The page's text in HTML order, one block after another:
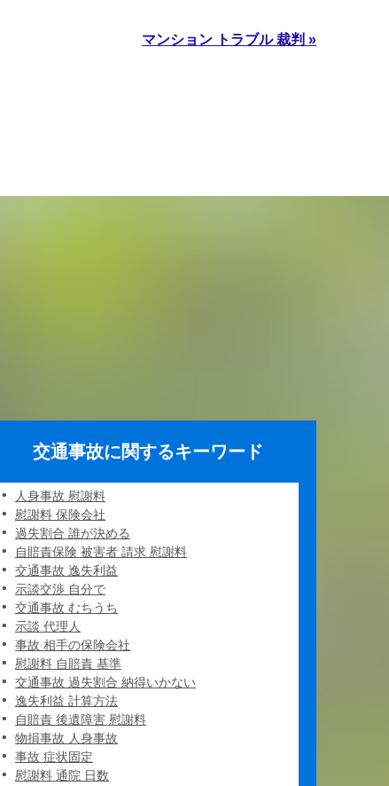
マンション トラブル 裁判 »
交通事故に関するキーワード
人身事故 慰謝料
慰謝料 保険会社
過失割合 誰が決める
自賠責保険 被害者 請求 慰謝料
交通事故 逸失利益
示談交渉 自分で
交通事故 むちうち
示談 代理人
事故 相手の保険会社
慰謝料 自賠責 基準
交通事故 過失割合 納得いかない
逸失利益 計算方法
自賠責 後遺障害 慰謝料
物損事故 人身事故
事故 症状固定
慰謝料 通院 日数